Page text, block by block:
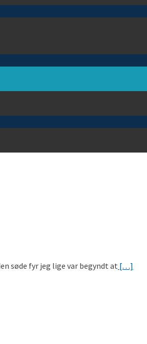
søde fyr jeg lige var begyndt at […]